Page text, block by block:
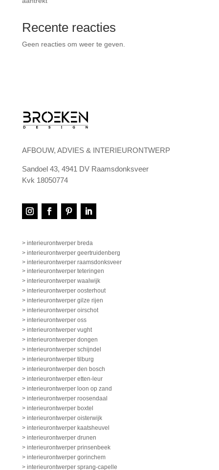
Recente reacties
Geen reacties om weer te geven.
AFBOUW, ADVIES & INTERIEURONTWERP
Sandoel 43, 4941 DV Raamsdonksveer
Kvk 18050774
> interieurontwerper breda
> interieurontwerper geertruidenberg
> interieurontwerper raamsdonksveer
> interieurontwerper teteringen
> interieurontwerper waalwijk
> interieurontwerper oosterhout
> interieurontwerper gilze rijen
> interieurontwerper oirschot
> interieurontwerper oss
> interieurontwerper vught
> interieurontwerper dongen
> interieurontwerper schijndel
> interieurontwerper tilburg
> interieurontwerper den bosch
> interieurontwerper etten-leur
> interieurontwerper loon op zand
> interieurontwerper roosendaal
> interieurontwerper boxtel
> interieurontwerper oisterwijk
> interieurontwerper kaatsheuvel
> interieurontwerper drunen
> interieurontwerper prinsenbeek
> interieurontwerper gorinchem
> interieurontwerper sprang-capelle